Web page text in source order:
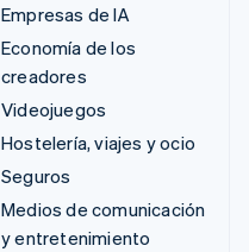
Empresas de IA
Economía de los
creadores
Videojuegos
Hostelería, viajes y ocio
Seguros
Medios de comunicación
y entretenimiento